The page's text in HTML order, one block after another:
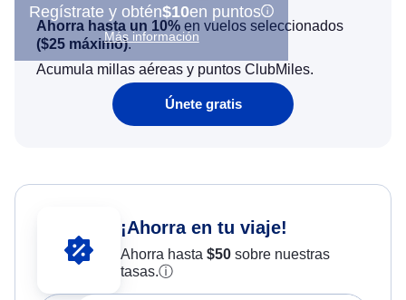
Regístrate y obtén$10en puntos
Más información
Ahorra hasta un 10% en vuelos seleccionados
($25 máximo).
Acumula millas aéreas y puntos ClubMiles.
Únete gratis
¡Ahorra en tu viaje!
Ahorra hasta $50sobre nuestras
tasas.ⓘ